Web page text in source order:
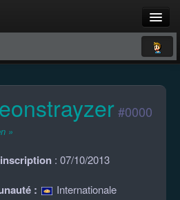
#0000
»
: 07/10/2013
: Internationale